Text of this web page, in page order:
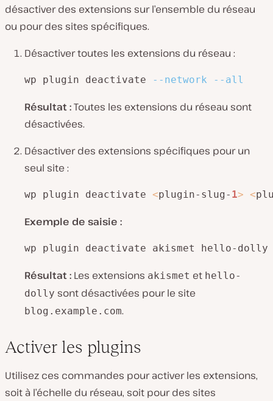
désactiver des extensions sur l’ensemble du réseau
ou pour des sites spécifiques.
Désactiver toutes les extensions du réseau :
wp plugin deactivate --network --all
Résultat :Toutes les extensions du réseau sont
désactivées.
Désactiver des extensions spécifiques pour un
seul site :
wp plugin deactivate <plugin-slug- 1> <
Exemple de saisie :
wp plugin deactivate akismet hello-
Résultat : Les extensions akismet et hello-
dolly sont désactivées pour le site
blog.example.com.
Activer les plugins
Utilisez ces commandes pour activer les extensions,
soit à l’échelle du réseau, soit pour des sites